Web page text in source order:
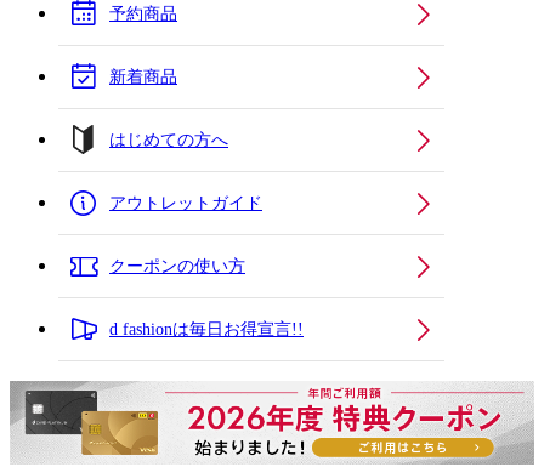
予約商品
新着商品
はじめての方へ
アウトレットガイド
クーポンの使い方
d fashionは毎日お得宣言!!